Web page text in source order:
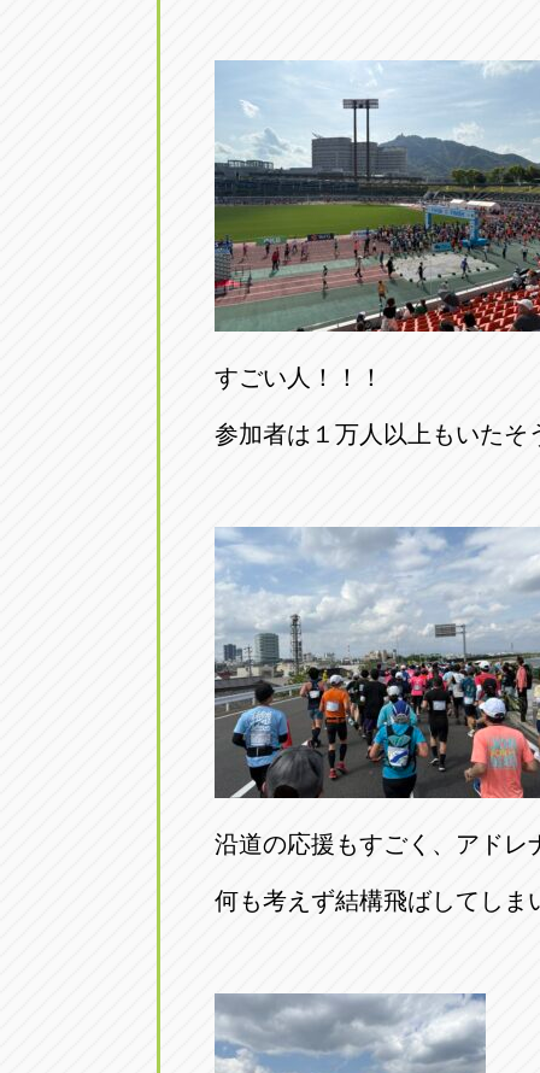
すごい人！！！
参加者は１万人以上もいたそ
沿道の応援もすごく、アドレ
何も考えず結構飛ばしてしま